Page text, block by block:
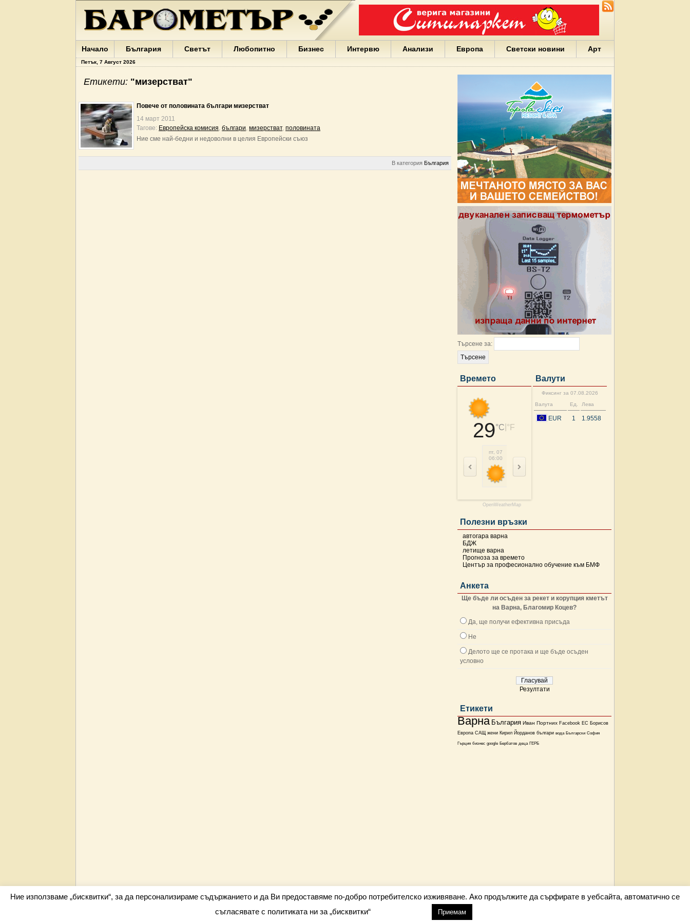
Варна
България
Портних
Facebook
ЕС
Борисов
Европа
бизнес
google
Начало България Светът Любопитно Бизнес Интервю Анализи Европа Светски новини Арт
Петък, 7 Август 2026
Търсене за:
Времето
29°C °F
пт, 07
06:00
09:00
OpenWeatherMap
Валути
Фиксинг за 07.08.2026
Валута
Ед. Лева
EUR 1 1.9558
Полезни връзки
автогара варна
БДЖ
летище варна
Прогноза за времето
Център за професионално обучение към БМФ
Анкета
Ще бъде ли осъден за рекет и корупция кметът
на Варна, Благомир Коцев?
Да, ще получи ефективна присъда
Не
Делото ще се протака и ще бъде осъден
условно
Резултати
Етикети
Варна България Иван Портних Facebook ЕС Борисов
Европа САЩ жени Кирил Йорданов българи вода Български София
Гърция бизнес google Бербатов деца ГЕРБ
Етикети: "мизерстват"
Повече от половината българи мизерстват
14 март 2011
Тагове: Европейска комисия, българи, мизерстват, половината
Ние сме най-бедни и недоволни в целия Европейски съюз
В категория България
Всички права запазени barometar.net © 2026 info@barometar.net
Ние използваме „бисквитки“, за да персонализираме съдържанието и да Ви предоставяме по-добро потребителско изживяване. Ако продължите да сърфирате в уебсайта, автоматично се
съгласявате с политиката ни за „бисквитки“
Приемам